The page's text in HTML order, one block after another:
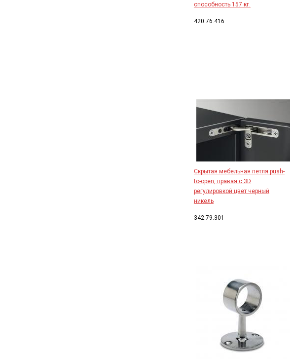
способность 157 кг.
420.76.416
Скрытая мебельная петля push-
to-open, правая с 3D
регулировкой цвет черный
никель
342.79.301